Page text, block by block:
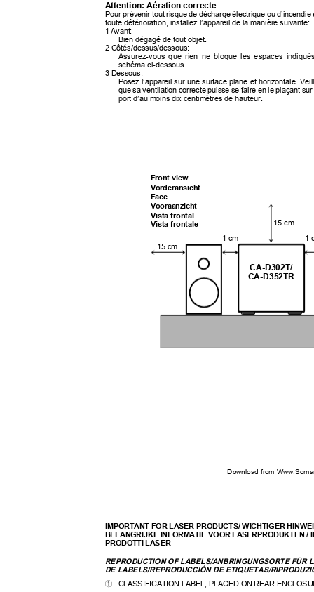
Attention: Aération correcte
Pour prévenir tout risque de décharge électrique ou
toute détérioration, installez l’appareil de la manière suivante:
1 Avant:
Bien dégagé de tout objet.
2 Côtés/dessus/dessous:
Assurez-vous que rien ne bloque les espaces
schéma ci-dessous.
3 Dessous:
Posez l’appareil sur une surface plane et horizontale.
que sa ventilation correcte puisse se faire en le plaçant
port d’au moins dix centimètres de hauteur.
Front view
Vorderansicht
Face
Vooraanzicht
Vista frontal
Vista frontale
15 cm
1 cm
1
15 cm
CA-D302T/
CA-D352TR
Download from
IMPORTANT FOR LASER PRODUCTS/ WICHTIGER
BELANGRIJKE INFORMATIE VOOR LASERPRODUKTEN
PRODOTTI LASER
REPRODUCTION OF LABELS/ANBRINGUNGSORTE
DE LABELS/REPRODUCCIÓN DE ETIQUETAS/
1 CLASSIFICATION LABEL, PLACED ON REAR